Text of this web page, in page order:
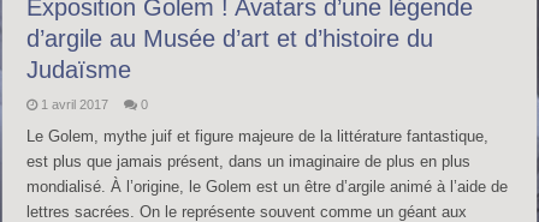
Exposition Golem ! Avatars d’une légende
d’argile au Musée d’art et d’histoire du
Judaïsme
1 avril 2017 0
Le Golem, mythe juif et figure majeure de la littérature fantastique,
est plus que jamais présent, dans un imaginaire de plus en plus
mondialisé. À l’origine, le Golem est un être d’argile animé à l’aide de
lettres sacrées. On le représente souvent comme un géant aux